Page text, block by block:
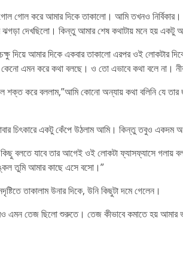
গোল করে আমার দিকে তাকালো। আমি তখনও
ঝগড়া দেখছিলো। কিন্তু আমার শেষ কথাটায় মনে হয়
দিয়ে আমার দিকে একবার তাকালো এরপর ওই লোকটার
এমন করে কথা বলছে। ও তো এভাবে কথা বলে না।
শক্ত করে বললাম,”আমি কোনো অন্যায় কথা বলিনি যে
চিৎকারে একটু কেঁপে উঠলাম আমি। কিন্তু তবুও একদম
বলতে যাবে তার আগেই ওই লোকটা ফ্যাসফ্যাসে
তুমি আমার কাছে এসে বসো।”
তাকালাম উনার দিকে, উনি কিছুটা দমে গেলেন।
এমন তেজ ছিলো শুরুতে। তেজ কীভাবে কমাতে হয় আমার